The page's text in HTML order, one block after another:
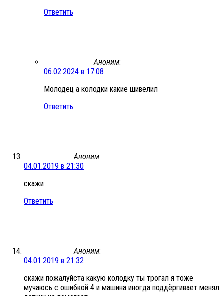
Ответить
Аноним:
06.02.2024 в 17:08
Молодец а колодки какие шивелил
Ответить
Аноним:
04.01.2019 в 21:30
скажи
Ответить
Аноним:
04.01.2019 в 21:32
скажи пожалуйста какую колодку ты трогал я тоже
мучаюсь с ошибкой 4 и машина иногда поддёргивает менял